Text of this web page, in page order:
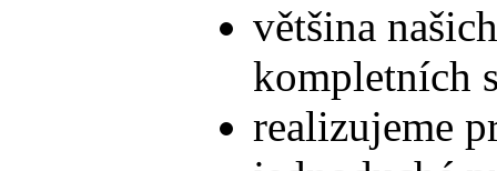
většina
kompletních
realizujeme